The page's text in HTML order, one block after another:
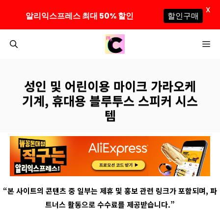
성인 및 어린이용 마이크 가라오케
기계, 휴대용 블루투스 스피커 시스
템
“본 사이트의 콘텐츠 중 일부는 제휴 및 홍보 관련 링크가 포함되며, 파
트너스 활동으로 수수료를 제공받습니다.”
알리익스프레스 최대 50% 할인 할인구매
X